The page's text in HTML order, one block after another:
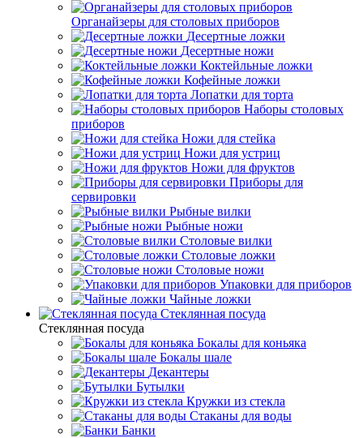
Органайзеры для столовых приборов
Десертные ложки
Десертные ножи
Коктейльные ложки
Кофейные ложки
Лопатки для торта
Наборы столовых
приборов
Ножи для стейка
Ножи для устриц
Ножи для фруктов
Приборы для
сервировки
Рыбные вилки
Рыбные ножи
Столовые вилки
Столовые ложки
Столовые ножи
Упаковки для приборов
Чайные ложки
Стеклянная посуда
Стеклянная посуда
Бокалы для коньяка
Бокалы шале
Декантеры
Бутылки
Кружки из стекла
Стаканы для воды
Банки